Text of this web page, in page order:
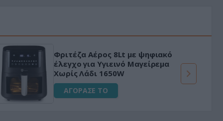
Φριτέζα Αέρος 8Lt με ψηφιακό
έλεγχο για Υγιεινό Μαγείρεμα
Χωρίς Λάδι 1650W
ΑΓΟΡΑΣΕ ΤΟ